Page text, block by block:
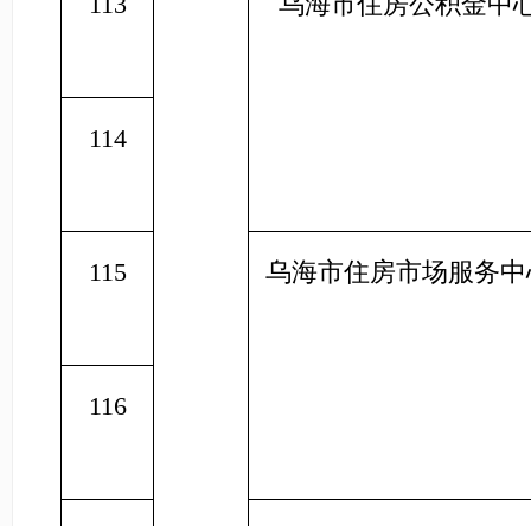
114
115 乌海市住房市场服务
116